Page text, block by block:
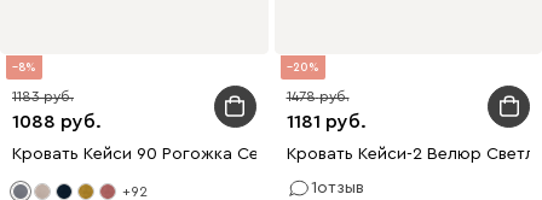
8
1088
1183
Кровать Кейси 90 Рогожка Серый
+92
20
1181
1478
Кровать Кейси-2 Велюр
1отзыв